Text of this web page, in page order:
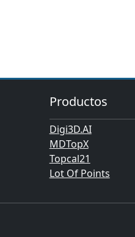
Productos
Digi3D.AI
MDTopX
Topcal21
Lot Of Points